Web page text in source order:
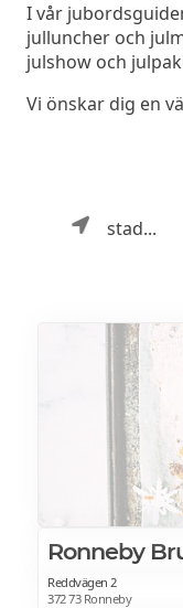
I vår
julluncher och
julshow och
Vi önskar dig en
stad...
Ronneby
Reddvägen 2
372 73 Ronneby